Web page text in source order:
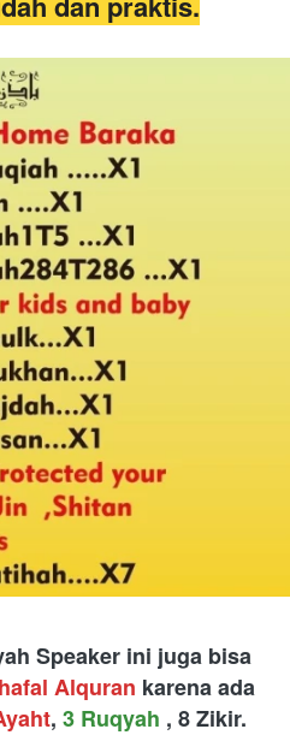
Speaker ini juga bisa
Alquran
karena ada
, 3 Ruqyah , 8 Zikir.